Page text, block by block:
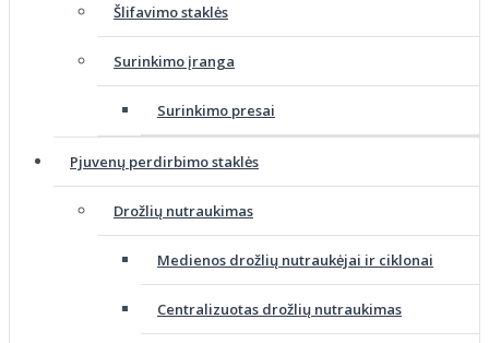
Šlifavimo staklės
Surinkimo įranga
Surinkimo presai
Pjuvenų perdirbimo staklės
Drožlių nutraukimas
Medienos drožlių nutraukėjai ir ciklonai
Centralizuotas drožlių nutraukimas